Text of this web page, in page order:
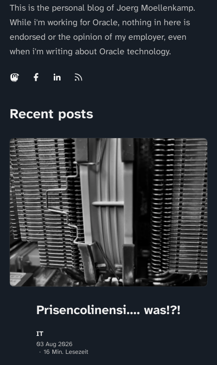
This is the personal blog of Joerg Moellenkamp.
While i'm working for Oracle, nothing in here is
endorsed or the opinion of my employer, even
when i'm writing about Oracle technology.
Recent posts
Prisencolinensi.... was!?!
IT
03 Aug 2026
16 Min. Lesezeit